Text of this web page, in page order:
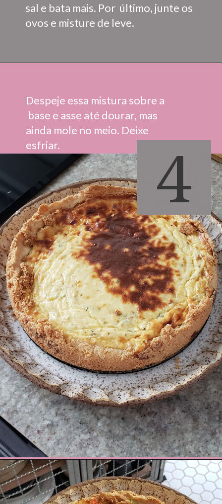
sal e bata mais. Por  último, junte os
ovos e misture de leve.
4
Despeje essa mistura sobre a
base e asse até dourar, mas
ainda mole no meio. Deixe
esfriar.